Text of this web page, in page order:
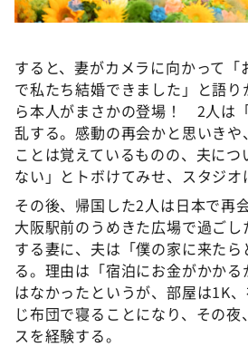
すると、妻がカメラに向かって「
で私たち結婚できました」と語
ら本人がまさかの登場！ 2人は
乱する。感動の再会かと思いき
ことは覚えているものの、夫につ
ない」とトボけてみせ、スタジオ
その後、帰国した2人は日本で再
大阪駅前のうめきた広場で過ごし
する妻に、夫は「僕の家に来た
る。理由は「宿泊にお金がかか
はなかったというが、部屋は1K
じ布団で寝ることになり、その
スを経験する。